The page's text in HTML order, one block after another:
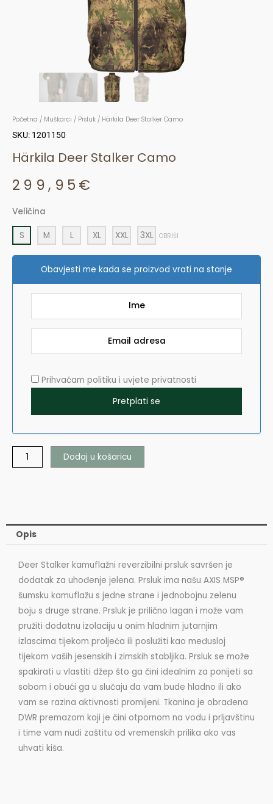
Početna / Muškarci / Prsluk / Härkila Deer Stalker Camo
SKU: 1201150
Härkila Deer Stalker Camo
299,95 €
Veličina
S M L XL XXL 3XL OBRIŠI
Obavjesti me kada se proizvod vrati na stanje
Prihvaćam politiku i uvjete privatnosti
Deer
Dodaj u košaricu
Opis
Deer Stalker kamuflažni reverzibilni prsluk savršen je
dodatak za uhođenje jelena. Prsluk ima našu AXIS MSP®
šumsku kamuflažu s jedne strane i jednobojnu zelenu
boju s druge strane. Prsluk je prilično lagan i može vam
pružiti dodatnu izolaciju u onim hladnim jutarnjim
izlascima tijekom proljeća ili poslužiti kao međusloj
tijekom vaših jesenskih i zimskih stabljika. Prsluk se može
spakirati u vlastiti džep što ga čini idealnim za ponijeti sa
sobom i obući ga u slučaju da vam bude hladno ili ako
vam se razina aktivnosti promijeni. Tkanina je obrađena
DWR premazom koji je čini otpornom na vodu i prljavštinu
i time vam nudi zaštitu od vremenskih prilika ako vas
uhvati kiša.